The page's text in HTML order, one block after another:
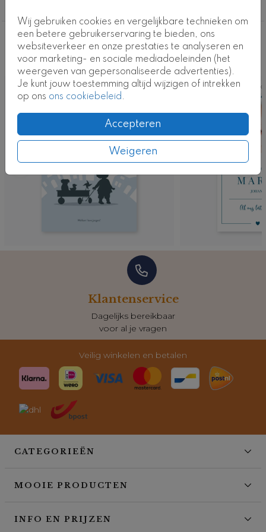
Wij gebruiken cookies en vergelijkbare technieken om
een betere gebruikerservaring te bieden, ons
websiteverkeer en onze prestaties te analyseren en
voor marketing- en sociale mediadoeleinden (het
weergeven van gepersonaliseerde advertenties).
Je kunt jouw toestemming altijd wijzigen of intrekken
op ons ons cookiebeleid.
Accepteren
Weigeren
Deze ontwerpen vind je misschien ook
leuk
Kaart
Klantenservice
Dagelijks bereikbaar
voor al je vragen
Veilig winkelen en betalen
CATEGORIEËN
MOOIE PRODUCTEN
INFO EN PRIJZEN